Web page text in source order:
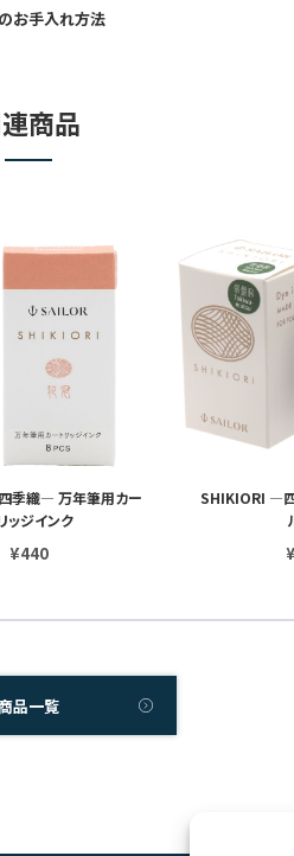
お手入れ方法
商品
季織― 万年筆用カー
ッジインク
¥440
SHIKIORI ―
品一覧